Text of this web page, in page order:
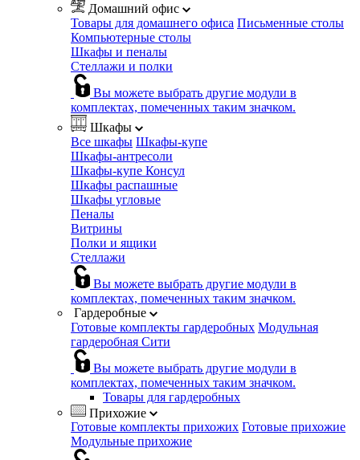
Домашний офис
Товары для домашнего офиса Письменные столы
Компьютерные столы
Шкафы и пеналы
Стеллажи и полки
Вы можете выбрать другие модули в
комплектах, помеченных таким значком.
Шкафы
Все шкафы Шкафы-купе
Шкафы-антресоли
Шкафы-купе Консул
Шкафы распашные
Шкафы угловые
Пеналы
Витрины
Полки и ящики
Стеллажи
Вы можете выбрать другие модули в
комплектах, помеченных таким значком.
Гардеробные
Готовые комплекты гардеробных Модульная
гардеробная Сити
Вы можете выбрать другие модули в
комплектах, помеченных таким значком.
Товары для гардеробных
Прихожие
Готовые комплекты прихожих Готовые прихожие
Модульные прихожие